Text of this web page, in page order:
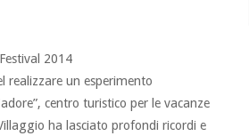
2014
realizzare un esperimento
centro turistico per le vacanze
ha lasciato profondi ricordi e